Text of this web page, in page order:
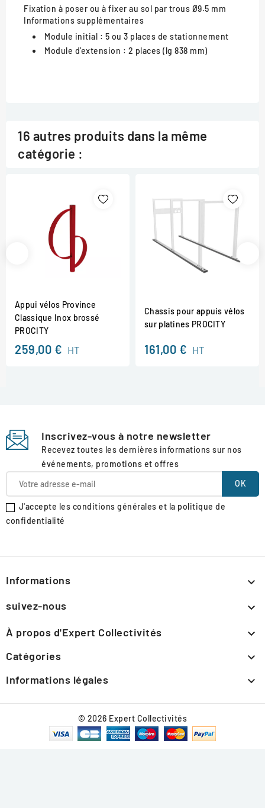
Fixation à poser ou à fixer au sol par trous Ø9.5 mm
Informations supplémentaires
Module initial : 5 ou 3 places de stationnement
Module d’extension : 2 places (lg 838 mm)
16 autres produits dans la même
catégorie :
Appui vélos Province
Classique Inox brossé
PROCITY
259,00 € HT
Chassis pour appuis vélos
sur platines PROCITY
161,00 € HT
Inscrivez-vous à notre newsletter
Recevez toutes les dernières informations sur nos
événements, promotions et offres
J'accepte les conditions générales et la politique de
confidentialité
Informations 
suivez-nous 
À propos d'Expert Collectivités 
Catégories 
Informations légales 
© 2026 Expert Collectivités